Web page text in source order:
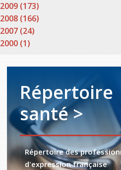
2009 (173)
2008 (166)
2007 (24)
2000 (1)
Répertoire
santé >
Répertoire des
d'expression française